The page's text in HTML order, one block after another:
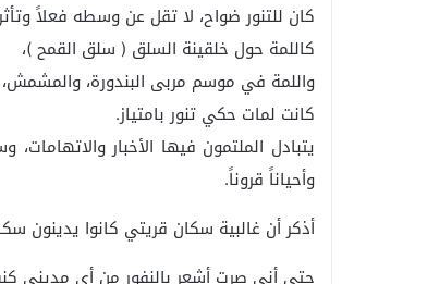
كان للتنور ضواح، لا تقل عن وسطه فعلاً
كاللمة حول خلقينة السلق ( سلق القمح )،
واللمة في موسم مربى البندورة،
كانت لمات حكي تنور بامتياز.
يتبادل الملتمون فيها الأخبار
وأحياناً قروناً.
أذكر أن غالبية سكان قريتي كانوا
حتى أني صرت أشعر بالنفور من أي مديني